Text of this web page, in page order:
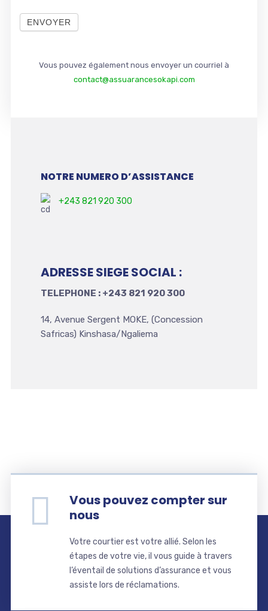
ENVOYER
Vous pouvez également nous envoyer un courriel à
contact@assuarancesokapi.com
NOTRE NUMERO D’ASSISTANCE
+243 821 920 300
ADRESSE SIEGE SOCIAL :
TELEPHONE : +243 821 920 300
14, Avenue Sergent MOKE, (Concession
Safricas) Kinshasa/Ngaliema
Vous pouvez compter sur
nous
Votre courtier est votre allié. Selon les
étapes de votre vie, il vous guide à travers
l’éventail de solutions d’assurance et vous
assiste lors de réclamations.